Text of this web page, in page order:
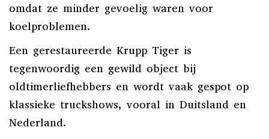
omdat ze minder gevoelig waren voor
koelproblemen.
Een gerestaureerde Krupp Tiger is
tegenwoordig een gewild object bij
oldtimerliefhebbers en wordt vaak gespot op
klassieke truckshows, vooral in Duitsland en
Nederland.